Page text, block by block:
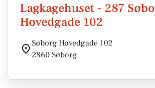
Lagkagehuset - 287
Hovedgade 102
Søborg Hovedgade 102
2860 Søborg